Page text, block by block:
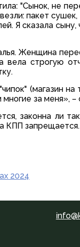
"Сынок, не
пакет
Я сказала
Женщина
строгую
(магазин
за меня», –
законна ли
КПП запрещается.
2024